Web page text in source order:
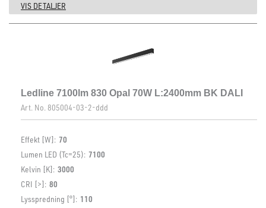
VIS DETALJER
Ledline 7100lm 830 Opal 70W L:2400mm BK DALI
Art. No. 805004-03-2-ddd
Effekt [W]: 70
Lumen LED (Tc=25): 7100
Kelvin [K]: 3000
CRI [>]: 80
Lysspredning [°]: 110